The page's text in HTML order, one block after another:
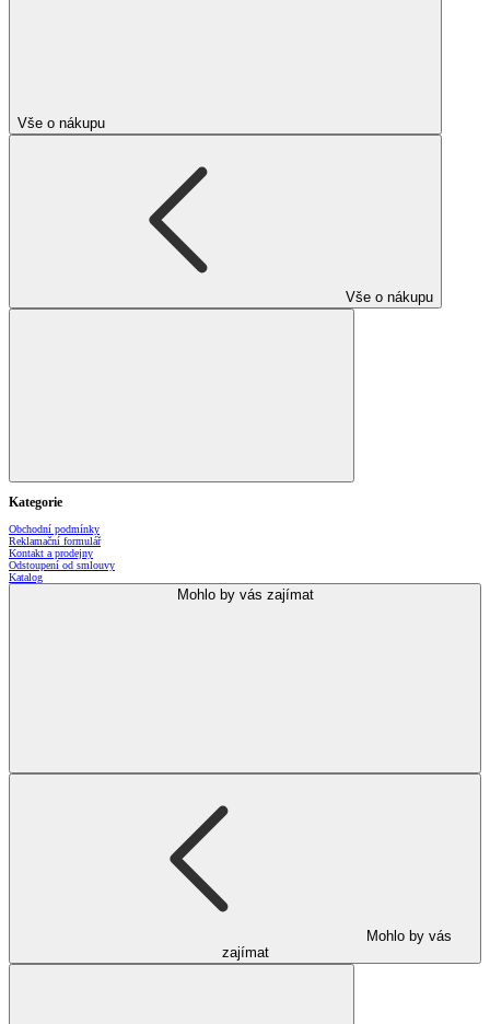
Vše o nákupu
Vše o nákupu
Kategorie
Obchodní podmínky
Reklamační formulář
Kontakt a prodejny
Odstoupení od smlouvy
Katalog
Mohlo by vás zajímat
Mohlo by vás
zajímat